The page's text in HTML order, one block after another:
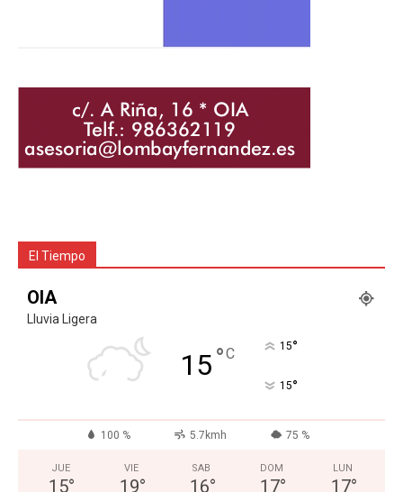
El Tiempo
OIA
Lluvia Ligera
15°C 15°
15°
100 % 5.7kmh 75 %
JUE
15°
VIE
19°
SAB
16°
DOM
17°
LUN
17°